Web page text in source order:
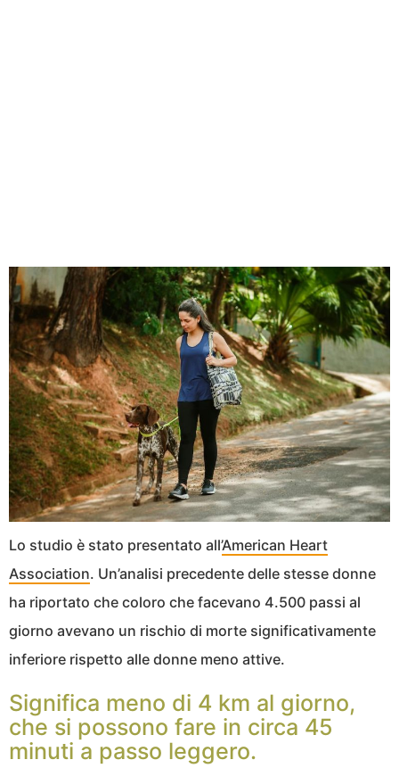
Lo studio è stato presentato all’American Heart
Association. Un’analisi precedente delle stesse donne
ha riportato che coloro che facevano 4.500 passi al
giorno avevano un rischio di morte significativamente
inferiore rispetto alle donne meno attive.
Significa meno di 4 km al giorno,
che si possono fare in circa 45
minuti a passo leggero.